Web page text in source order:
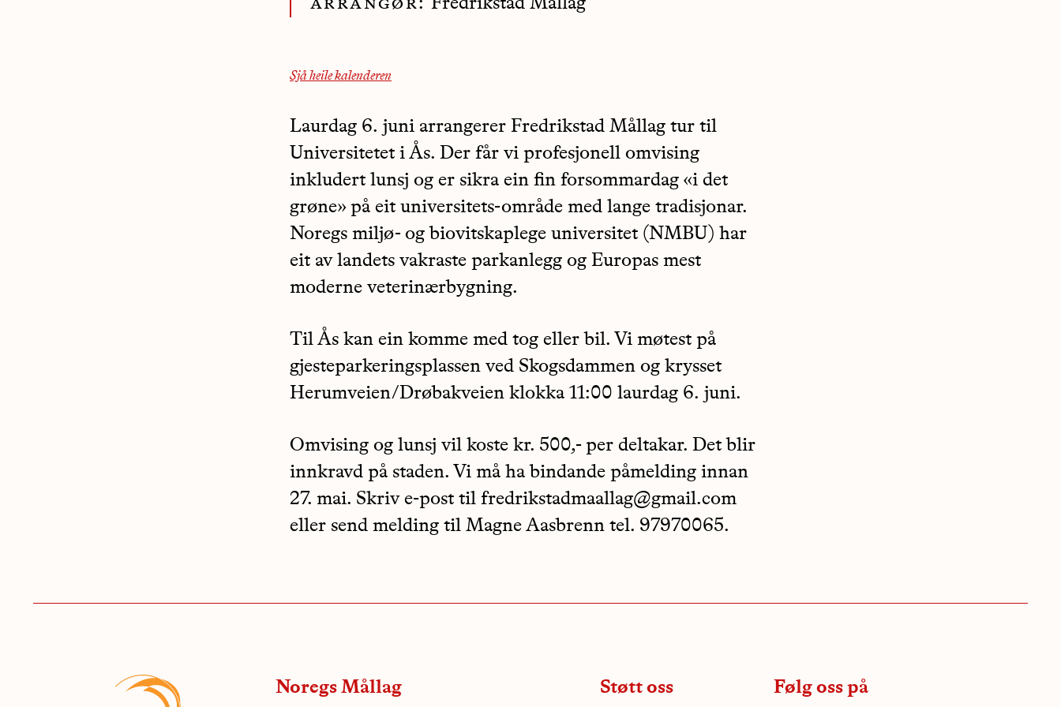
arrangør: Fredrikstad Mållag
Sjå heile kalenderen
Laurdag 6. juni arrangerer Fredrikstad Mållag tur til
Universitetet i Ås. Der får vi profesjonell omvising
inkludert lunsj og er sikra ein fin forsommardag «i det
grøne» på eit universitets-område med lange tradisjonar.
Noregs miljø- og biovitskaplege universitet (NMBU) har
eit av landets vakraste parkanlegg og Europas mest
moderne veterinærbygning.
Til Ås kan ein komme med tog eller bil. Vi møtest på
gjesteparkeringsplassen ved Skogsdammen og krysset
Herumveien/Drøbakveien klokka 11:00 laurdag 6. juni.
Omvising og lunsj vil koste kr. 500,- per deltakar. Det blir
innkravd på staden. Vi må ha bindande påmelding innan
27. mai. Skriv e-post til fredrikstadmaallag@gmail.com
eller send melding til Magne Aasbrenn tel. 97970065.
Noregs Mållag Støtt oss Følg oss på